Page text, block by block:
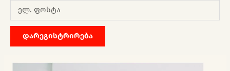
დარეგისტრირება